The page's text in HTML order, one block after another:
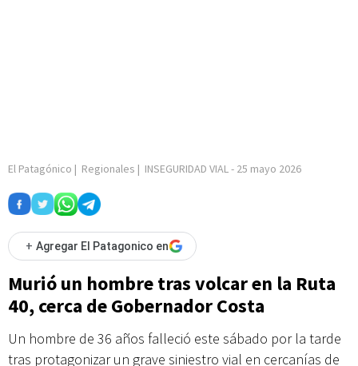
El Patagónico | Regionales | INSEGURIDAD VIAL- 25 mayo 2026
+ Agregar El Patagonico en
Murió un hombre tras volcar en la Ruta
40, cerca de Gobernador Costa
Un hombre de 36 años falleció este sábado por la tarde
tras protagonizar un grave siniestro vial en cercanías de